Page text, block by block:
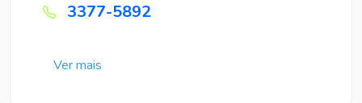
3377-5892
Ver mais